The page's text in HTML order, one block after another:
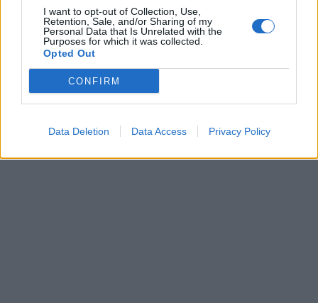
I want to opt-out of Collection, Use,
Retention, Sale, and/or Sharing of my
Personal Data that Is Unrelated with the
Purposes for which it was collected.
Opted Out
CONFIRM
Data Deletion Data Access Privacy Policy